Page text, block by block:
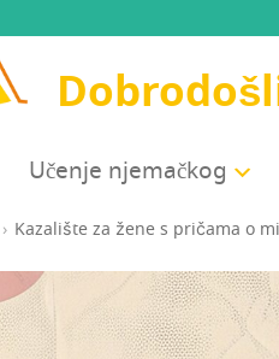
Uče­nje njemačkog
Kaza­li­šte za žene s pri­ča­ma o